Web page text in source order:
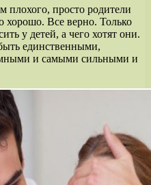
плохого, просто родители
хорошо. Все верно. Только
у детей, а чего хотят они.
единственными,
и самыми сильными и